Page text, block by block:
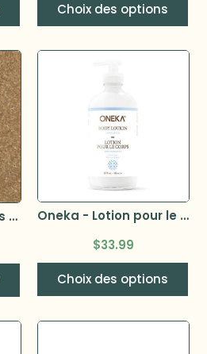
Choix des options
Tout naturel - Encens 50 bâtonnets
Oneka - Lotion pour le corps
$33.99
Choix des options